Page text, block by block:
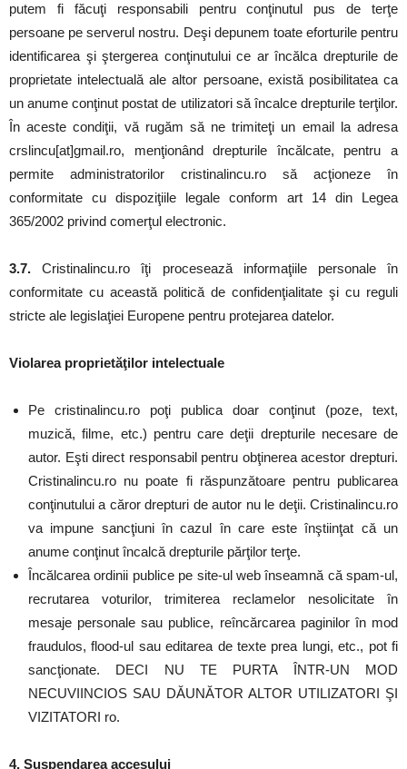
putem fi făcuţi responsabili pentru conţinutul pus de terţe
persoane pe serverul nostru. Deşi depunem toate eforturile pentru
identificarea şi ştergerea conţinutului ce ar încălca drepturile de
proprietate intelectuală ale altor persoane, există posibilitatea ca
un anume conţinut postat de utilizatori să încalce drepturile terţilor.
În aceste condiţii, vă rugăm să ne trimiteţi un email la adresa
crslincu[at]gmail.ro, menţionând drepturile încălcate, pentru a
permite administratorilor cristinalincu.ro să acţioneze în
conformitate cu dispoziţiile legale conform art 14 din Legea
365/2002 privind comerţul electronic.
3.7. Cristinalincu.ro îţi procesează informaţiile personale în
conformitate cu această politică de confidenţialitate şi cu reguli
stricte ale legislaţiei Europene pentru protejarea datelor.
Violarea proprietăţilor intelectuale
Pe cristinalincu.ro poţi publica doar conţinut (poze, text,
muzică, filme, etc.) pentru care deţii drepturile necesare de
autor. Eşti direct responsabil pentru obţinerea acestor drepturi.
Cristinalincu.ro nu poate fi răspunzătoare pentru publicarea
conţinutului a căror drepturi de autor nu le deţii. Cristinalincu.ro
va impune sancţiuni în cazul în care este înştiinţat că un
anume conţinut încalcă drepturile părţilor terţe.
Încălcarea ordinii publice pe site-ul web înseamnă că spam-ul,
recrutarea voturilor, trimiterea reclamelor nesolicitate în
mesaje personale sau publice, reîncărcarea paginilor în mod
fraudulos, flood-ul sau editarea de texte prea lungi, etc., pot fi
sancţionate. DECI NU TE PURTA ÎNTR-UN MOD
NECUVIINCIOS SAU DĂUNĂTOR ALTOR UTILIZATORI ŞI
VIZITATORI ro.
4. Suspendarea accesului